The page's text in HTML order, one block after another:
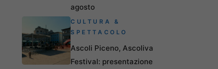
agosto
CULTURA &
SPETTACOLO
Ascoli Piceno, Ascoliva
Festival: presentazione